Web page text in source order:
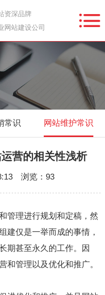
资深品牌
网站建设公司
常识 网站维护常识
营的相关性浅析
浏览：93
管理进行规划和定稿，然
建仅是一举而成的事情，
期甚至永久的工作。因
和管理以及优化和推广。